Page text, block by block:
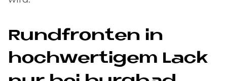
Rund­fron­ten in
hoch­wer­ti­gem Lack